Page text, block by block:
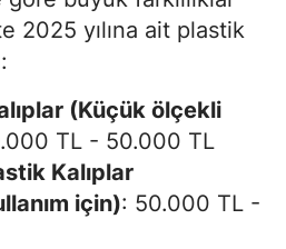
2025 yılına ait plastik
(Küçük ölçekli
TL - 50.000 TL
Kalıplar
için): 50.000 TL -